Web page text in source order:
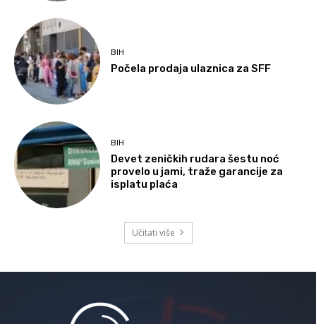
BIH
Počela prodaja ulaznica za SFF
BIH
Devet zeničkih rudara šestu noć
provelo u jami, traže garancije za
isplatu plaća
Učitati više